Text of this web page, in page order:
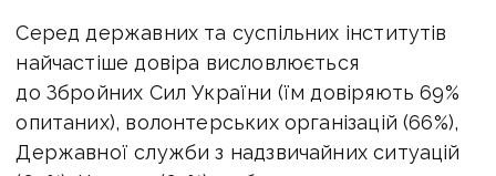
Серед державних та суспільних інститутів
найчастіше довіра висловлюється
до Збройних Сил України (їм довіряють 69%
опитаних), волонтерських організацій (66%),
Державної служби з надзвичайних ситуацій